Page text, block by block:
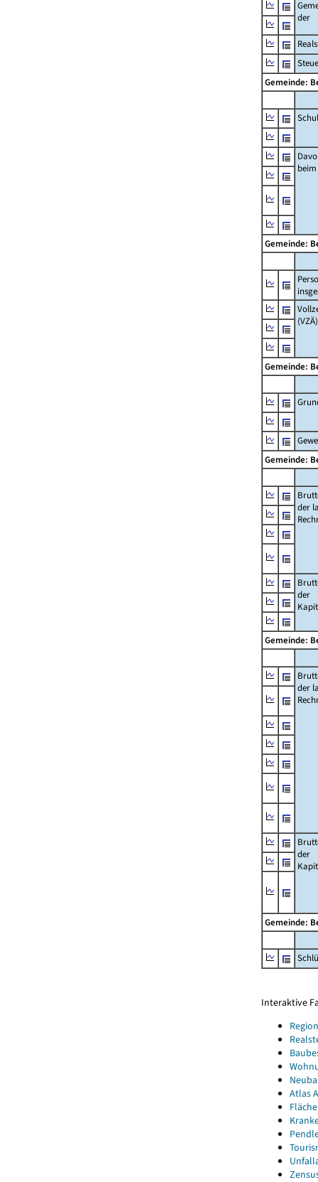
der
Gemeinde:
beim
Gemeinde:
(VZÄ)
Gemeinde:
Gemeinde:
der
der
Gemeinde:
der
der
Gemeinde:
Interaktive
Atlas